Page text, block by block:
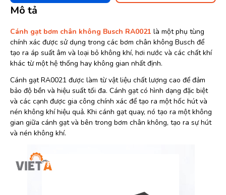
Mô tả
Cánh gạt bơm chân không Busch RA0021 là một phụ tùng
chính xác được sử dụng trong các bơm chân không Busch để
tạo ra áp suất âm và loại bỏ không khí, hơi nước và các chất khí
khác từ một hệ thống hay không gian nhất định.
Cánh gạt RA0021 được làm từ vật liệu chất lượng cao để đảm
bảo độ bền và hiệu suất tối đa. Cánh gạt có hình dạng đặc biệt
và các cạnh được gia công chính xác để tạo ra một hốc hút và
nén không khí hiệu quả. Khi cánh gạt quay, nó tạo ra một không
gian giữa cánh gạt và bên trong bơm chân không, tạo ra sự hút
và nén không khí.